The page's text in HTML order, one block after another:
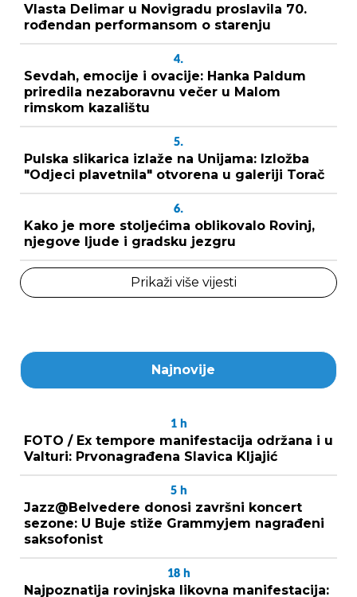
Vlasta Delimar u Novigradu proslavila 70.
rođendan performansom o starenju
4.
Sevdah, emocije i ovacije: Hanka Paldum
priredila nezaboravnu večer u Malom
rimskom kazalištu
5.
Pulska slikarica izlaže na Unijama: Izložba
"Odjeci plavetnila" otvorena u galeriji Torač
6.
Kako je more stoljećima oblikovalo Rovinj,
njegove ljude i gradsku jezgru
Prikaži više vijesti
Najnovije
1 h
FOTO / Ex tempore manifestacija održana i u
Valturi: Prvonagrađena Slavica Kljajić
5 h
Jazz@Belvedere donosi završni koncert
sezone: U Buje stiže Grammyjem nagrađeni
saksofonist
18 h
Najpoznatija rovinjska likovna manifestacija: